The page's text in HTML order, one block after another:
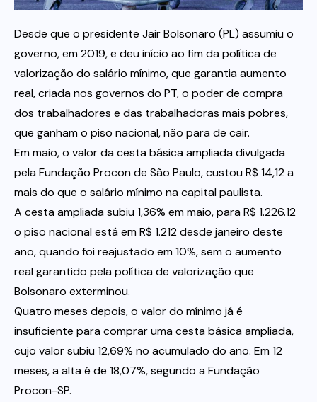
Itau
Financeiras e Cooperativas
Desde que o presidente Jair Bolsonaro (PL) assumiu o
governo, em 2019, e deu início ao fim da política de
valorização do salário mínimo, que garantia aumento
real, criada nos governos do PT, o poder de compra
dos trabalhadores e das trabalhadoras mais pobres,
que ganham o piso nacional, não para de cair.
Em maio, o valor da cesta básica ampliada divulgada
pela Fundação Procon de São Paulo, custou R$ 14,12 a
mais do que o salário mínimo na capital paulista.
A cesta ampliada subiu 1,36% em maio, para R$ 1.226.12 
o piso nacional está em R$ 1.212 desde janeiro deste
ano, quando foi reajustado em 10%, sem o aumento
real garantido pela política de valorização que
Bolsonaro exterminou.
Quatro meses depois, o valor do mínimo já é
insuficiente para comprar uma cesta básica ampliada,
cujo valor subiu 12,69% no acumulado do ano. Em 12
meses, a alta é de 18,07%, segundo a Fundação
Procon-SP.